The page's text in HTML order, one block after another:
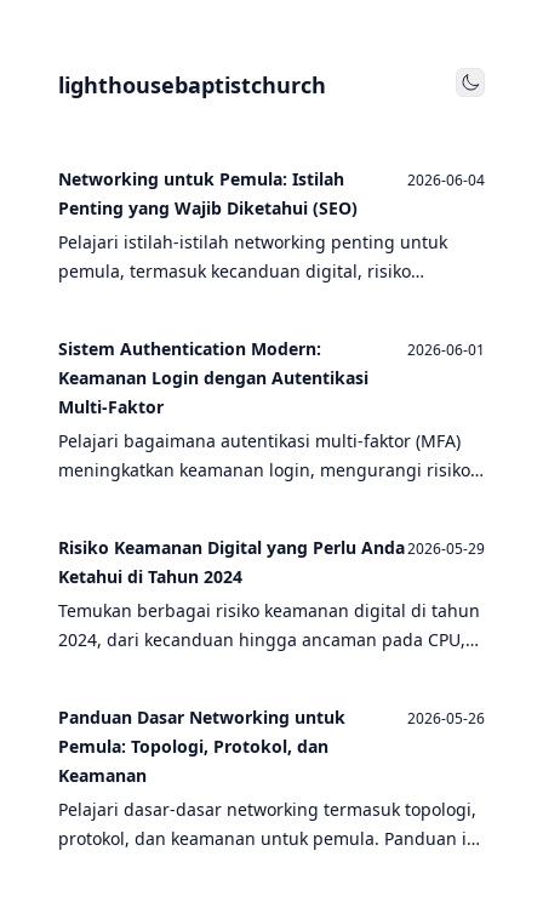
lighthousebaptistchurch Toggle
Networking untuk Pemula: Istilah
Penting yang Wajib Diketahui (SEO)
2026-06-04
Pelajari istilah-istilah networking penting untuk
pemula, termasuk kecanduan digital, risiko
Sistem Authentication Modern:
Keamanan Login dengan Autentikasi
Multi-Faktor
2026-06-01
Pelajari bagaimana autentikasi multi-faktor (MFA)
meningkatkan keamanan login, mengurangi risiko
Risiko Keamanan Digital yang Perlu Anda
Ketahui di Tahun 2024
2026-05-29
Temukan berbagai risiko keamanan digital di tahun
2024, dari kecanduan hingga ancaman pada CPU,
Panduan Dasar Networking untuk
Pemula: Topologi, Protokol, dan
Keamanan
2026-05-26
Pelajari dasar-dasar networking termasuk topologi,
protokol, dan keamanan untuk pemula. Panduan ini